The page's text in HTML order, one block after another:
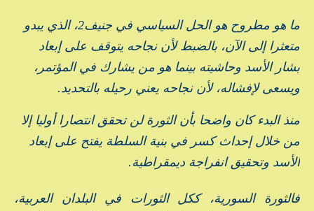
ما هو مطروح هو الحل السياسي في جنيف2، الذي يبدو
متعثرا إلى الآن، بالضبط لأن نجاحه يتوقف على إبعاد
بشار الأسد وحاشيته بينما هو من يشارك في المؤتمر،
ويسعى لإفشاله، لأن نجاحه يعني رحيله بالتحديد.
منذ البدء كان واضحا بأن الثورة لن تحقق انتصارا أوليا إلا
من خلال إحداث كسر في بنية السلطة يفتح على إبعاد
الأسد وتحقيق انفراجة ديمقراطية.
فالثورة السورية، ككل الثورات في البلدان العربية،